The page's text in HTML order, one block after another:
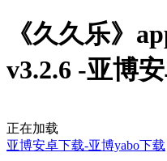
《久久乐》
v3.2.6 -亚博
正在加载
亚博安卓下载-亚博yabo下载